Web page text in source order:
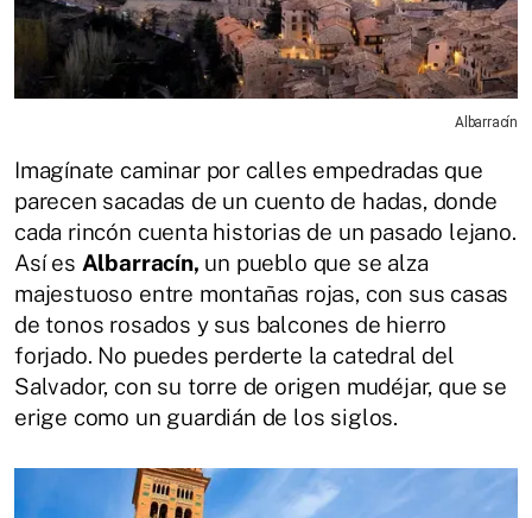
Albarracín
Imagínate caminar por calles empedradas que
parecen sacadas de un cuento de hadas, donde
cada rincón cuenta historias de un pasado lejano.
Así es Albarracín, un pueblo que se alza
majestuoso entre montañas rojas, con sus casas
de tonos rosados y sus balcones de hierro
forjado. No puedes perderte la catedral del
Salvador, con su torre de origen mudéjar, que se
erige como un guardián de los siglos.